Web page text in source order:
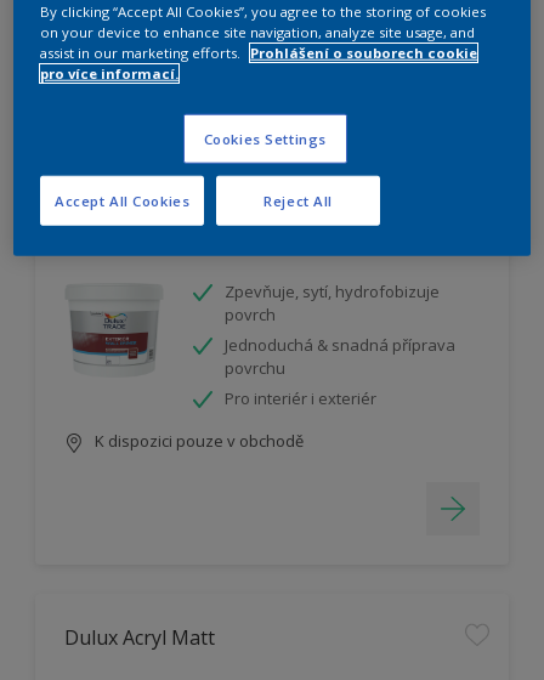
K dispozici pouze v obchodě
Zpevňuje, sytí, hydrofobizuje
povrch
Jednoduchá & snadná příprava
povrchu
Pro interiér i exteriér
K dispozici pouze v obchodě
Dulux Acryl Matt
By clicking “Accept All Cookies”, you agree to the storing of cookies
on your device to enhance site navigation, analyze site usage, and
assist in our marketing efforts.
Prohlášení o souborech cookie
pro více informací.
Cookies Settings
Reject All
Accept All Cookies